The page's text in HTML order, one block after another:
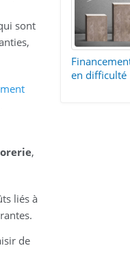
sont
,
liés à
de
en difficulté